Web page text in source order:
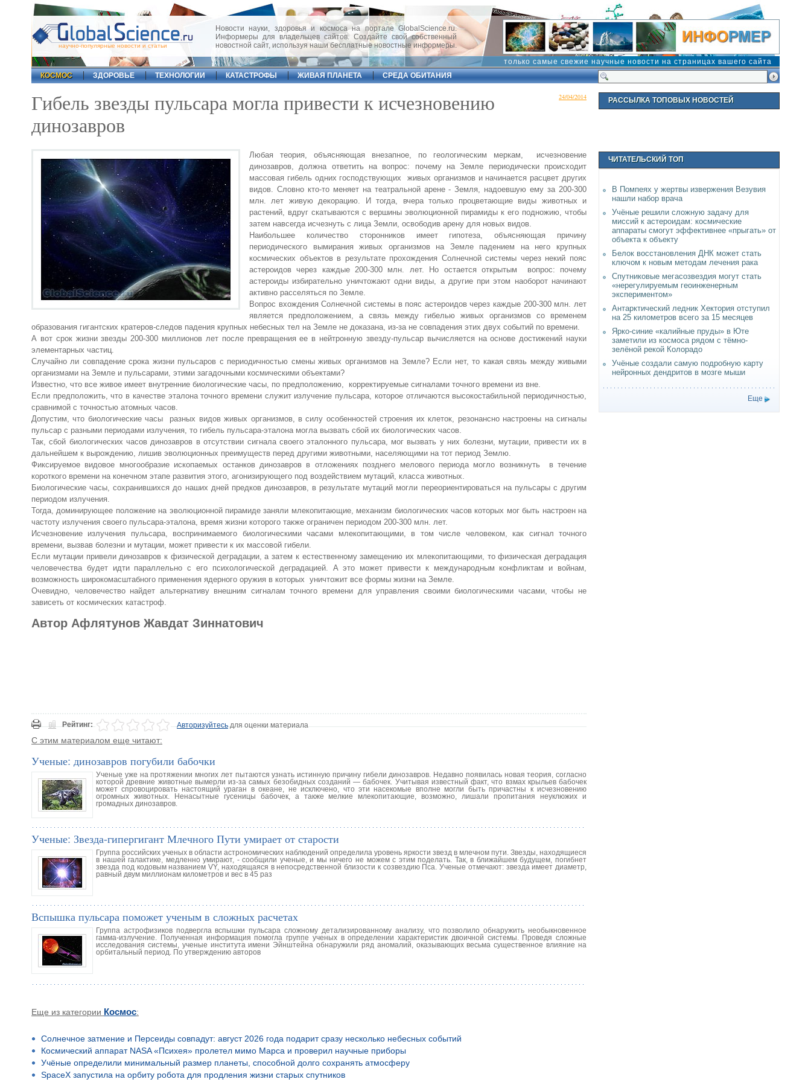
научно-популярные новости и статьи
Новости науки, здоровья и космоса на портале GlobalScience.ru.
Информеры для владельцев сайтов. Создайте свой собственный
новостной сайт, используя наши бесплатные новостные информеры.
только самые свежие научные новости на страницах вашего сайта
КОСМОС
ЗДОРОВЬЕ ТЕХНОЛОГИИ КАТАСТРОФЫ ЖИВАЯ ПЛАНЕТА СРЕДА ОБИТАНИЯ
24/04/2014
Гибель звезды пульсара могла привести к исчезновению
динозавров
Любая теория, объясняющая внезапное, по геологическим меркам, исчезновение
динозавров, должна ответить на вопрос: почему на Земле периодически происходит
массовая гибель одних господствующих живых организмов и начинается расцвет других
видов. Словно кто-то меняет на театральной арене - Земля, надоевшую ему за 200-300
млн. лет живую декорацию. И тогда, вчера только процветающие виды животных и
растений, вдруг скатываются с вершины эволюционной пирамиды к его подножию, чтобы
затем навсегда исчезнуть с лица Земли, освободив арену для новых видов.
Наибольшее количество сторонников имеет гипотеза, объясняющая причину
периодического вымирания живых организмов на Земле падением на него крупных
космических объектов в результате прохождения Солнечной системы через некий пояс
астероидов через каждые 200-300 млн. лет. Но остается открытым вопрос: почему
астероиды избирательно уничтожают одни виды, а другие при этом наоборот начинают
активно расселяться по Земле.
Вопрос вхождения Солнечной системы в пояс астероидов через каждые 200-300 млн. лет
является предположением, а связь между гибелью живых организмов со временем
образования гигантских кратеров-следов падения крупных небесных тел на Земле не доказана, из-за не совпадения этих двух событий по времени.
А вот срок жизни звезды 200-300 миллионов лет после превращения ее в нейтронную звезду-пульсар вычисляется на основе достижений науки
элементарных частиц.
Случайно ли совпадение срока жизни пульсаров с периодичностью смены живых организмов на Земле? Если нет, то какая связь между живыми
организмами на Земле и пульсарами, этими загадочными космическими объектами?
Известно, что все живое имеет внутренние биологические часы, по предположению, корректируемые сигналами точного времени из вне.
Если предположить, что в качестве эталона точного времени служит излучение пульсара, которое отличаются высокостабильной периодичностью,
сравнимой с точностью атомных часов.
Допустим, что биологические часы разных видов живых организмов, в силу особенностей строения их клеток, резонансно настроены на сигналы
пульсар с разными периодами излучения, то гибель пульсара-эталона могла вызвать сбой их биологических часов.
Так, сбой биологических часов динозавров в отсутствии сигнала своего эталонного пульсара, мог вызвать у них болезни, мутации, привести их в
дальнейшем к вырождению, лишив эволюционных преимуществ перед другими животными, населяющими на тот период Землю.
Фиксируемое видовое многообразие ископаемых останков динозавров в отложениях позднего мелового периода могло возникнуть в течение
короткого времени на конечном этапе развития этого, агонизирующего под воздействием мутаций, класса животных.
Биологические часы, сохранившихся до наших дней предков динозавров, в результате мутаций могли переориентироваться на пульсары с другим
периодом излучения.
Тогда, доминирующее положение на эволюционной пирамиде заняли млекопитающие, механизм биологических часов которых мог быть настроен на
частоту излучения своего пульсара-эталона, время жизни которого также ограничен периодом 200-300 млн. лет.
Исчезновение излучения пульсара, воспринимаемого биологическими часами млекопитающими, в том числе человеком, как сигнал точного
времени, вызвав болезни и мутации, может привести к их массовой гибели.
Если мутации привели динозавров к физической деградации, а затем к естественному замещению их млекопитающими, то физическая деградация
человечества будет идти параллельно с его психологической деградацией. А это может привести к международным конфликтам и войнам,
возможность широкомасштабного применения ядерного оружия в которых уничтожит все формы жизни на Земле.
Очевидно, человечество найдет альтернативу внешним сигналам точного времени для управления своими биологическими часами, чтобы не
зависеть от космических катастроф.
Автор Афлятунов Жавдат Зиннатович
Рейтинг: Авторизуйтесьдля оценки материала
С этим материалом еще читают:
Ученые: динозавров погубили бабочки
Ученые уже на протяжении многих лет пытаются узнать истинную причину гибели динозавров. Недавно появилась новая теория, согласно
которой древние животные вымерли из-за самых безобидных созданий — бабочек. Учитывая известный факт, что взмах крыльев бабочек
может спровоцировать настоящий ураган в океане, не исключено, что эти насекомые вполне могли быть причастны к исчезновению
огромных животных. Ненасытные гусеницы бабочек, а также мелкие млекопитающие, возможно, лишали пропитания неуклюжих и
громадных динозавров.
Ученые: Звезда-гипергигант Млечного Пути умирает от старости
Группа российских ученых в области астрономических наблюдений определила уровень яркости звезд в млечном пути. Звезды, находящиеся
в нашей галактике, медленно умирают, - сообщили ученые, и мы ничего не можем с этим поделать. Так, в ближайшем будущем, погибнет
звезда под кодовым названием VY, находящаяся в непосредственной близости к созвездию Пса. Ученые отмечают: звезда имеет диаметр,
равный двум миллионам километров и вес в 45 раз
Вспышка пульсара поможет ученым в сложных расчетах
Группа астрофизиков подвергла вспышки пульсара сложному детализированному анализу, что позволило обнаружить необыкновенное
гамма-излучение. Полученная информация помогла группе ученых в определении характеристик двоичной системы. Проведя сложные
исследования системы, ученые института имени Эйнштейна обнаружили ряд аномалий, оказывающих весьма существенное влияние на
орбитальный период. По утверждению авторов
Еще из категории Космос:
Солнечное затмение и Персеиды совпадут: август 2026 года подарит сразу несколько небесных событий
Космический аппарат NASA «Психея» пролетел мимо Марса и проверил научные приборы
Учёные определили минимальный размер планеты, способной долго сохранять атмосферу
SpaceX запустила на орбиту робота для продления жизни старых спутников
РАССЫЛКА ТОПОВЫХ НОВОСТЕЙ
ЧИТАТЕЛЬСКИЙ ТОП
В Помпеях у жертвы извержения Везувия
нашли набор врача
Учёные решили сложную задачу для
миссий к астероидам: космические
аппараты смогут эффективнее «прыгать» от
объекта к объекту
Белок восстановления ДНК может стать
ключом к новым методам лечения рака
Спутниковые мегасозвездия могут стать
«нерегулируемым геоинженерным
экспериментом»
Антарктический ледник Хектория отступил
на 25 километров всего за 15 месяцев
Ярко-синие «калийные пруды» в Юте
заметили из космоса рядом с тёмно-
зелёной рекой Колорадо
Учёные создали самую подробную карту
нейронных дендритов в мозге мыши
Еще